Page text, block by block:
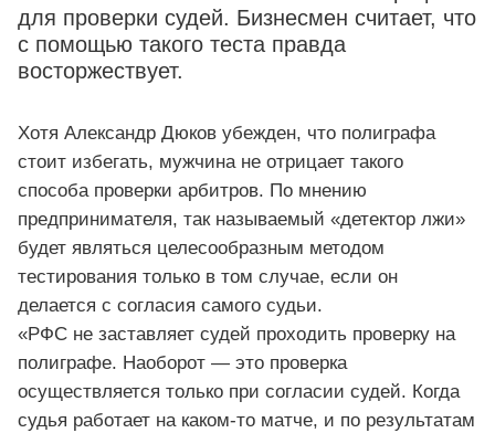
для проверки судей. Бизнесмен считает, что
с помощью такого теста правда
восторжествует.
Хотя Александр Дюков убежден, что полиграфа
стоит избегать, мужчина не отрицает такого
способа проверки арбитров. По мнению
предпринимателя, так называемый «детектор лжи»
будет являться целесообразным методом
тестирования только в том случае, если он
делается с согласия самого судьи.
«РФС не заставляет судей проходить проверку на
полиграфе. Наоборот — это проверка
осуществляется только при согласии судей. Когда
судья работает на каком-то матче, и по результатам